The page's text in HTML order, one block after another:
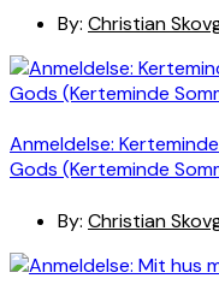
By: Christian
Anmeldelse:
Gods (Kerteminde
By: Christian